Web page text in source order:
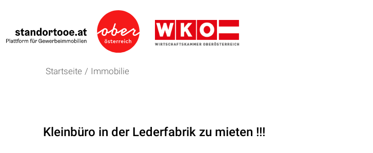
Startseite / Immobilie
Kleinbüro in der Lederfabrik zu mieten !!!